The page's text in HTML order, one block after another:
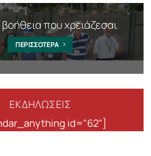
που χρειάζεσαι
ΠΕΡΙΣΣΟΤΕΡΑ
ΕΚΔΗΛΩΣΕΙΣ
id="62"]